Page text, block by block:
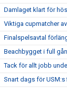
Damlaget klart för
Viktiga cupmatcher
Finalspelsavtal
Beachbygget i full
Tack för allt jobb
Snart dags för USM:s